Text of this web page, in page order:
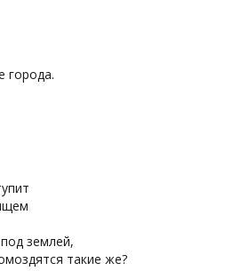
города.
землей,
такие же?